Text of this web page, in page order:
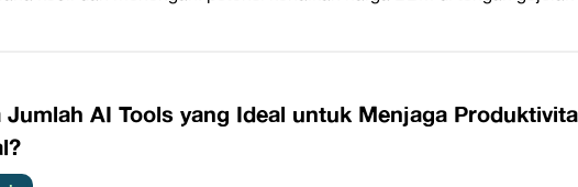
Jumlah AI Tools yang Ideal untuk Menjaga